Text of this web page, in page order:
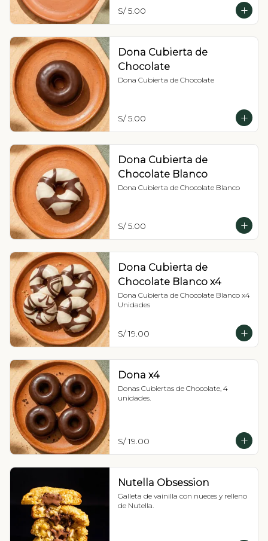
S/ 5.00
Dona Cubierta de
Chocolate
Dona Cubierta de Chocolate
S/ 5.00
Dona Cubierta de
Chocolate Blanco
Dona Cubierta de Chocolate Blanco
S/ 5.00
Dona Cubierta de
Chocolate Blanco x4
Dona Cubierta de Chocolate Blanco x4
Unidades
S/ 19.00
Dona x4
Donas Cubiertas de Chocolate, 4
unidades.
S/ 19.00
Nutella Obsession
Galleta de vainilla con nueces y relleno
de Nutella.